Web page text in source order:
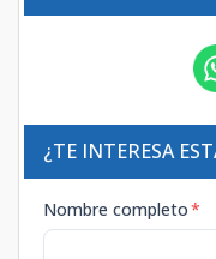
¿TE INTERESA
Nombre completo*